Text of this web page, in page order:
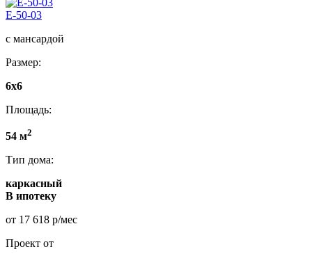
E-50-03
с мансардой
Размер:
6x6
Площадь:
54 м2
Тип дома:
каркасный
В ипотеку
от 17 618 р/мес
Проект от